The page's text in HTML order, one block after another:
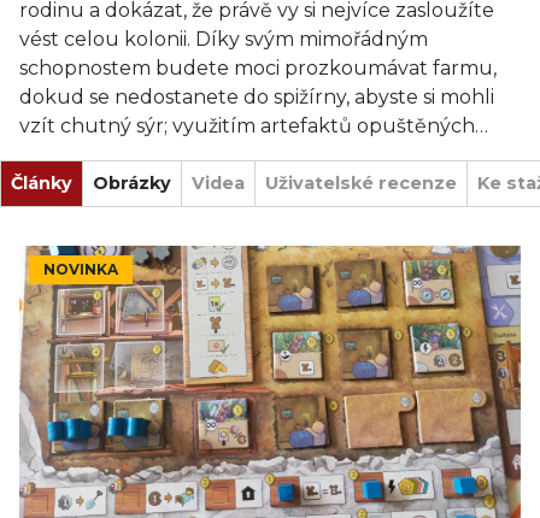
rodinu a dokázat, že právě vy si nejvíce zasloužíte
vést celou kolonii. Díky svým mimořádným
schopnostem budete moci prozkoumávat farmu,
dokud se nedostanete do spižírny, abyste si mohli
vzít chutný sýr; využitím artefaktů opuštěných
lidmi na okraji lesa budete vytvářet nové vynálezy a
rozšiřovat své doupě pod stromy, kopat nové
místnosti a stavět nové postele. Potkáte domorodé
krysy a myši, které přijmete do své rodiny, a když
bude třeba, navštívíte myš alchymistku, abyste
získali nějakou výhodu navíc.
Hra probíhá v 5 kolech (odpovídajících 5 dnům) a
vítězné body (VB) získáte následujícím způsobem:
Stavíte postele, odhalujete nové místnosti, řešíte
úkoly na farmě, najdete nové myši, vytváříte nové
vynálezy, nárokujete si úspěchy.
Články Obrázky Videa Uživatelské recenze Ke
NOVINKA